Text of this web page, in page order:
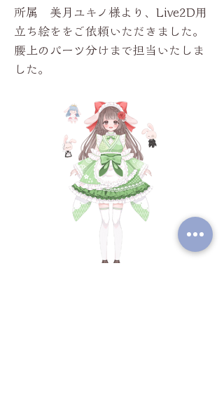
所属 美月ユキノ様より、Live2D用
立ち絵ををご依頼いただきました。
腰上のパーツ分けまで担当いたしま
した。